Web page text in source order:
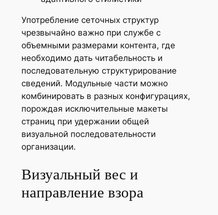
Употребление сеточных структур
чрезвычайно важно при службе с
объемными размерами контента, где
необходимо дать читабельность и
последовательную структурирование
сведений. Модульные части можно
комбинировать в разных конфигурациях,
порождая исключительные макеты
страниц при удержании общей
визуальной последовательности
организации.
Визуальный вес и
направление взора